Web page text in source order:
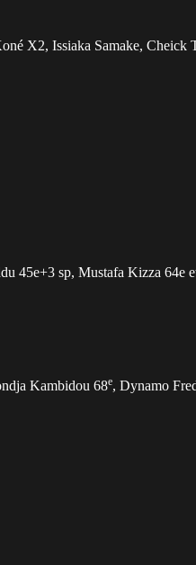
X2, Issiaka Samake, Cheick
45e+3 sp, Mustafa Kizza 64e
Kambidou 68e, Dynamo